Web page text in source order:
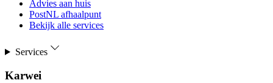
Advies aan huis
PostNL afhaalpunt
Bekijk alle services
Services
Karwei